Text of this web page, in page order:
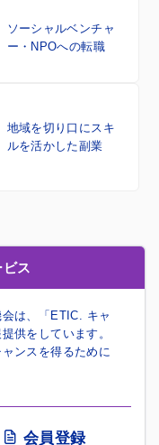
ソーシャルベンチャ
ー・NPOへの転職
地域を切り口に スキ
ルを活かした副業
ス
は、「ETIC. キャ
供をしています。
ンスを得るために
会員登録